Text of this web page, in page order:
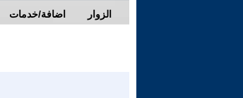
اضافة/خدمات الزوار